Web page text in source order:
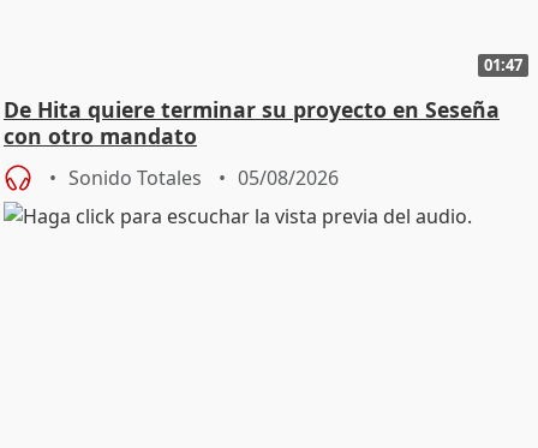
01:47
De Hita quiere terminar su proyecto en Seseña
con otro mandato
Sonido Totales 05/08/2026